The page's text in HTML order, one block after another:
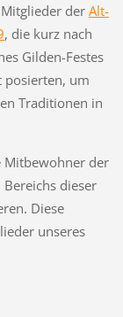
der Alt-
, die kurz nach
Gilden-Festes
posierten, um
Traditionen in
Mitbewohner der
dieser
Diese
unseres